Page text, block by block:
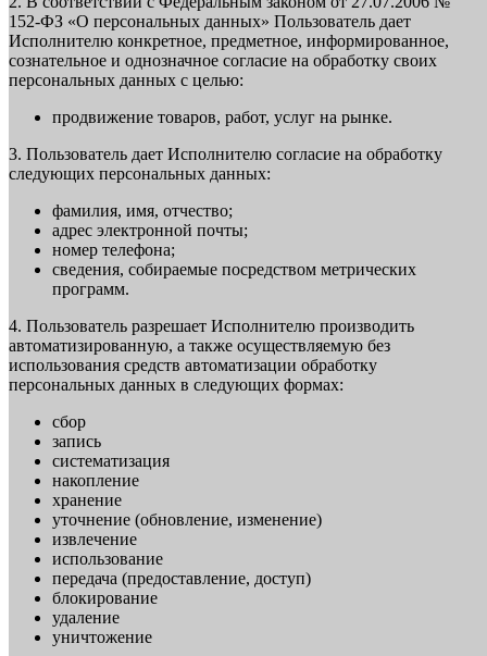
152-ФЗ «О персональных данных» Пользователь дает
Исполнителю конкретное, предметное, информированное,
сознательное и однозначное согласие на обработку своих
персональных данных с целью:
продвижение товаров, работ, услуг на рынке.
3. Пользователь дает Исполнителю согласие на обработку
следующих персональных данных:
фамилия, имя, отчество;
адрес электронной почты;
номер телефона;
сведения, собираемые посредством метрических
программ.
4. Пользователь разрешает Исполнителю производить
автоматизированную, а также осуществляемую без
использования средств автоматизации обработку
персональных данных в следующих формах:
сбор
запись
систематизация
накопление
хранение
уточнение (обновление, изменение)
извлечение
использование
передача (предоставление, доступ)
блокирование
удаление
уничтожение